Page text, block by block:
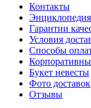
Контакты
Гарантии
Условия
Способы
Букет невесты
Фото доставок
Отзывы